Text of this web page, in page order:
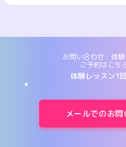
お問い合わせ・体
ご予約はこち
体験レッスン1
メールでのお問